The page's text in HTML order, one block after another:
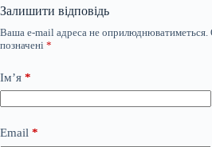
Залишити відповідь
Ваша e-mail адреса не оприлюднюватиметься.
позначені *
Ім’я *
Email *